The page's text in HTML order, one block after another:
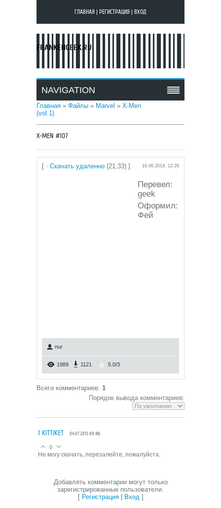
ГЛАВНАЯ РЕГИСТРАЦИЯ ВХОД
FRANKENGEEK.RU
NAVIGATION
Главная » Файлы » Marvel » X-Men
(vol.1)
X-MEN #107
[ · Скачать удаленно (21,33) ] 16.06.2014, 12:26
Перевел:
geek
Оформил:
Фей
nur
1989 1121 5.0/3
Всего комментариев: 1
Порядок вывода комментариев:
1 KITTIKET (14.07.2015 00:49)
0
Не могу скачать, перезалейте, пожалуйста.
Добавлять комментарии могут только
зарегистрированные пользователи.
[ Регистрация| Вход]